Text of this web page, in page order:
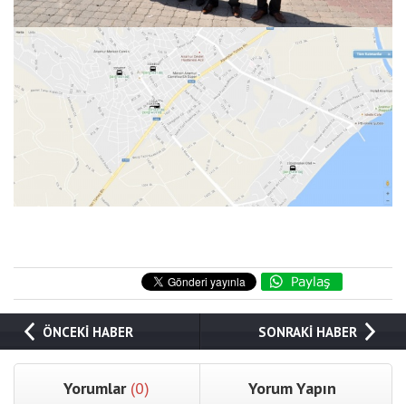
ÖNCEKİ HABER SONRAKİ HABER
Yorumlar (0) Yorum Yapın